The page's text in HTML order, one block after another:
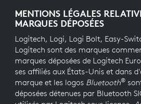
MENTIONS LÉGALES
MARQUES DÉPOSÉES
Logitech, Logi, Logi Bolt, Easy-
Logitech sont des marques
marques déposées de Logitech
ses affiliés aux États-Unis et dans
marque et les logos Bluetooth®
déposées détenues par Bluetooth